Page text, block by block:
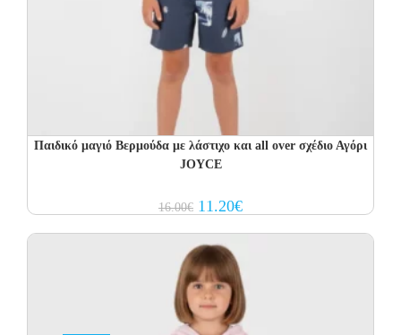
Παιδικό μαγιό Βερμούδα με λάστιχο και all over σχέδιο Αγόρι
JOYCE
16.00€ Original
price
16.00€.
11.20€Current
price